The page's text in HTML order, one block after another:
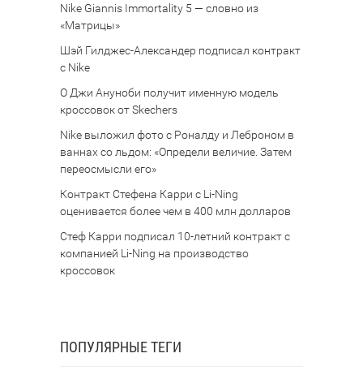
Nike Giannis Immortality 5 — словно из
«Матрицы»
Шэй Гилджес-Александер подписал контракт
с Nike
О Джи Ануноби получит именную модель
кроссовок от Skechers
Nike выложил фото с Роналду и Леброном в
ваннах со льдом: «Определи величие. Затем
переосмысли его»
Контракт Стефена Карри с Li-Ning
оценивается более чем в 400 млн долларов
Стеф Карри подписал 10-летний контракт с
компанией Li-Ning на производство
кроссовок
ПОПУЛЯРНЫЕ ТЕГИ